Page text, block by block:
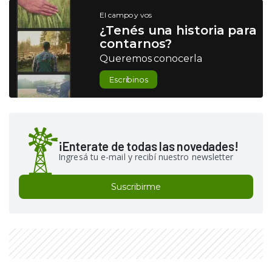
El campo y vos
¿Tenés una historia para
contarnos?
Queremos conocerla
Escribinos
¡Enterate de todas las novedades!
Ingresá tu e-mail y recibí nuestro newsletter
Suscribirme